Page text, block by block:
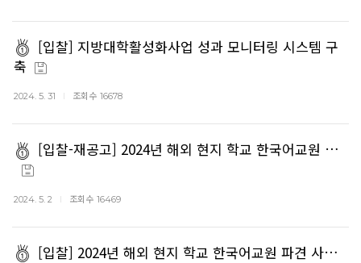
[입찰] 지방대학활성화사업 성과 모니터링 시스템 구
축
2024. 5. 31 조회수 16678
[입찰-재공고] 2024년 해외 현지 학교 한국어교원 …
2024. 5. 2 조회수 16469
[입찰] 2024년 해외 현지 학교 한국어교원 파견 사…